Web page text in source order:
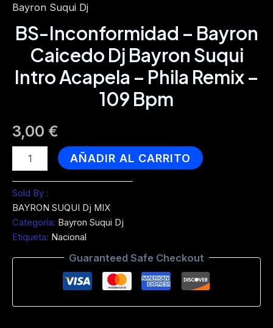
Bayron Suqui Dj
BS-Inconformidad – Bayron
Caicedo Dj Bayron Suqui
Intro Acapela – Phila Remix –
109 Bpm
3,00 €
Inconformidad
Bayron
Caicedo
Dj
Bayron
Suqui
Acapela
-
AÑADIR AL CARRITO
Sold By :
BAYRON SUQUI Dj MIX
Categoría: Bayron Suqui Dj
Etiqueta: Nacional
Guaranteed Safe Checkout